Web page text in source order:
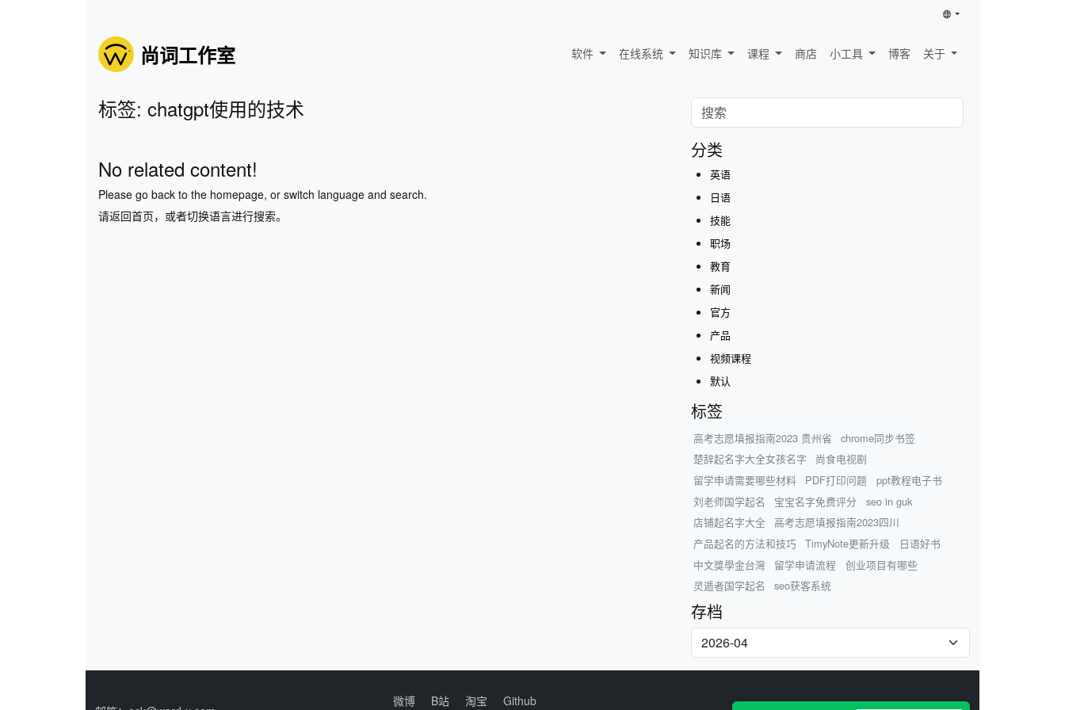
尚词工作室 软件 在线系统 知识库 课程 商店 小工具 博客 关于
标签: chatgpt使用的技术
No related content!
Please go back to the homepage, or switch language and search.
请返回首页，或者切换语言进行搜索。
分类
英语
日语
技能
职场
教育
新闻
官方
产品
视频课程
默认
标签
高考志愿填报指南2023 贵州省
chrome同步书签
楚辞起名字大全女孩名字
尚食电视剧
留学申请需要哪些材料
PDF打印问题
ppt教程电子书
刘老师国学起名
宝宝名字免费评分
seo in guk
店铺起名字大全
高考志愿填报指南2023四川
产品起名的方法和技巧
TimyNote更新升级
日语好书
中文獎學金台灣
留学申请流程
创业项目有哪些
灵遁者国学起名
seo获客系统
存档
微博 B站 淘宝 Github